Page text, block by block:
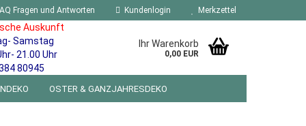
Fragen und Antworten Kundenlogin Merkzettel
Auskunft
Samstag
21.00 Uhr
80945
Ihr Warenkorb
0,00 EUR
OSTER & GANZJAHRESDEKO